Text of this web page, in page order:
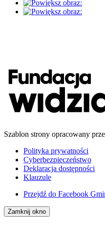
Szablon strony opracowany
Polityka prywatności
Cyberbezpieczeństwo
Deklaracja dostępności
Klauzule
Przejdź do Facebook
Zamknij okno